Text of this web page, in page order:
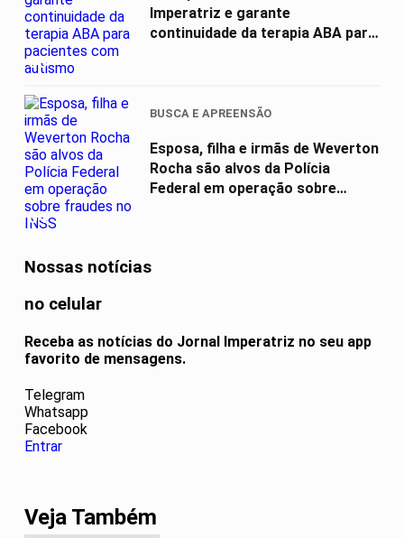
03
Imperatriz e garante
continuidade da terapia ABA para
04
BUSCA E APREENSÃO
Esposa, filha e irmãs de Weverton
Rocha são alvos da Polícia
Federal em operação sobre
Nossas notícias
no celular
Receba as notícias do Jornal Imperatriz no seu app
favorito de mensagens.
Telegram
Whatsapp
Facebook
Entrar
Veja Também